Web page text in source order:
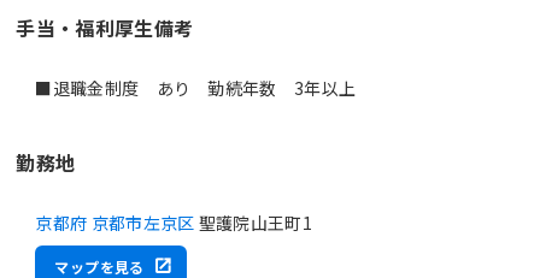
手当・福利厚生備考
■退職金制度 あり 勤続年数 3年以上
勤務地
京都府 京都市左京区 聖護院山王町1
マップを見る